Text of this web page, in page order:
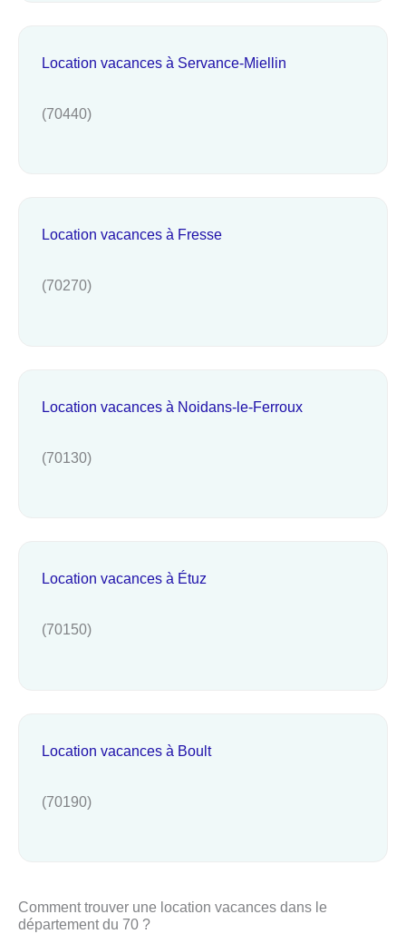
Location vacances à Servance-Miellin
(70440)
Location vacances à Fresse
(70270)
Location vacances à Noidans-le-Ferroux
(70130)
Location vacances à Étuz
(70150)
Location vacances à Boult
(70190)
Comment trouver une location vacances dans le
département du 70 ?